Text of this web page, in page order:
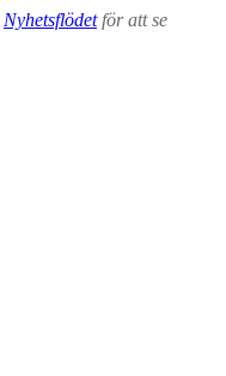
Nyhetsflödetför att se